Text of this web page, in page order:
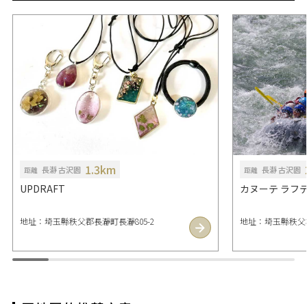
距離 長瀞 古沢園 1.3km
UPDRAFT
地址：埼玉縣秩父郡長瀞町長瀞805-2
距離 長瀞 古沢園
カヌーテ ラフ
地址：埼玉縣秩